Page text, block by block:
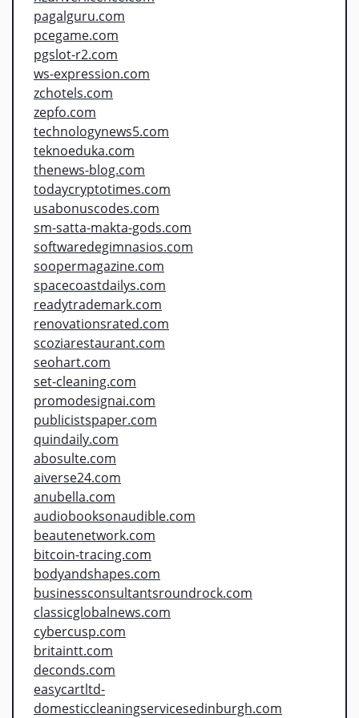
pagalguru.com
pcegame.com
pgslot-r2.com
ws-expression.com
zchotels.com
zepfo.com
technologynews5.com
teknoeduka.com
thenews-blog.com
todaycryptotimes.com
usabonuscodes.com
sm-satta-makta-gods.com
softwaredegimnasios.com
soopermagazine.com
spacecoastdailys.com
readytrademark.com
renovationsrated.com
scoziarestaurant.com
seohart.com
set-cleaning.com
promodesignai.com
publicistspaper.com
quindaily.com
abosulte.com
aiverse24.com
anubella.com
audiobooksonaudible.com
beautenetwork.com
bitcoin-tracing.com
bodyandshapes.com
businessconsultantsroundrock.com
classicglobalnews.com
cybercusp.com
britaintt.com
deconds.com
easycartltd-
domesticcleaningservicesedinburgh.com